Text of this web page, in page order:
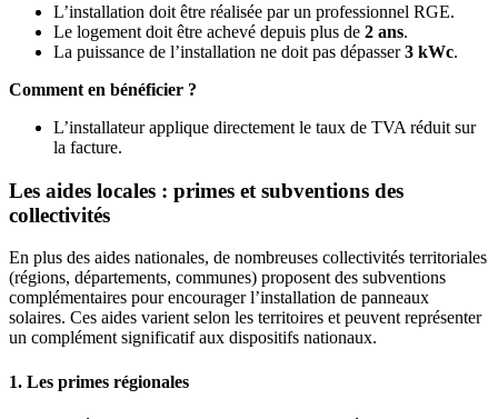
L’installation doit être réalisée par un professionnel RGE.
Le logement doit être achevé depuis plus de 2 ans.
La puissance de l’installation ne doit pas dépasser3 kWc.
Comment en bénéficier ?
L’installateur applique directement le taux de TVA réduit sur
la facture.
Les aides locales : primes et subventions des
collectivités
En plus des aides nationales, de nombreuses collectivités territoriales
(régions, départements, communes) proposent des subventions
complémentaires pour encourager l’installation de panneaux
solaires. Ces aides varient selon les territoires et peuvent représenter
un complément significatif aux dispositifs nationaux.
1. Les primes régionales